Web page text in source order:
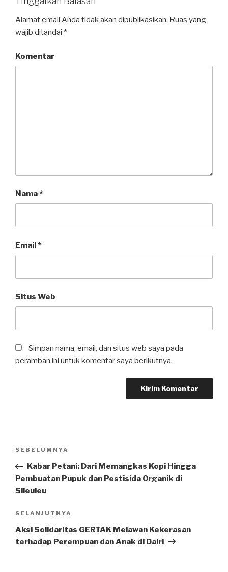
Alamat email Anda tidak akan dipublikasikan. Ruas yang
wajib ditandai *
Komentar
Nama*
Email*
Situs Web
Simpan nama, email, dan situs web saya pada
peramban ini untuk komentar saya berikutnya.
Navigasi
Pos
Sebelumnya
SEBELUMNYA
Kabar Petani: Dari Memangkas Kopi Hingga
Pembuatan Pupuk dan Pestisida Organik di
Sileuleu
Pos
Selanjutnya
SELANJUTNYA
Aksi Solidaritas GERTAK Melawan Kekerasan
terhadap Perempuan dan Anak di Dairi